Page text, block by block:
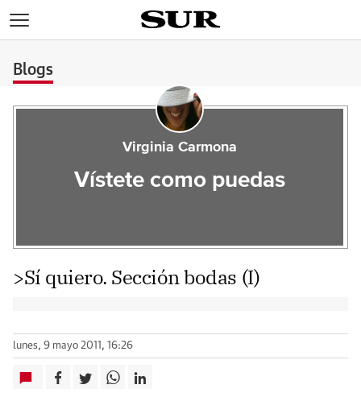
Blogs
Virginia Carmona
Vístete como puedas
>Sí quiero. Sección bodas (I)
lunes, 9 mayo 2011, 16:26